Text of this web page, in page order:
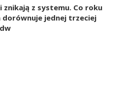
znikają z systemu. Co roku
dorównuje jednej trzeciej